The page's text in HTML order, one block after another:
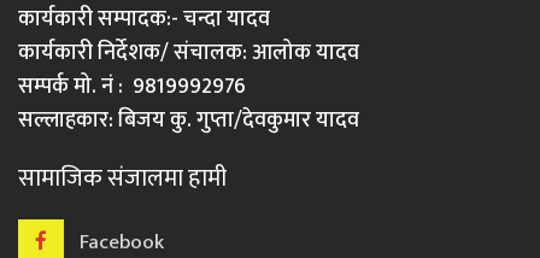
कार्यकारी सम्पादक:- चन्दा यादव
कार्यकारी निर्देशक/ संचालक: आलोक यादव
सम्पर्क मो. नं : 9819992976
सल्लाहकार: बिजय कु. गुप्ता/देवकुमार यादव
सामाजिक संजालमा हामी
Facebook